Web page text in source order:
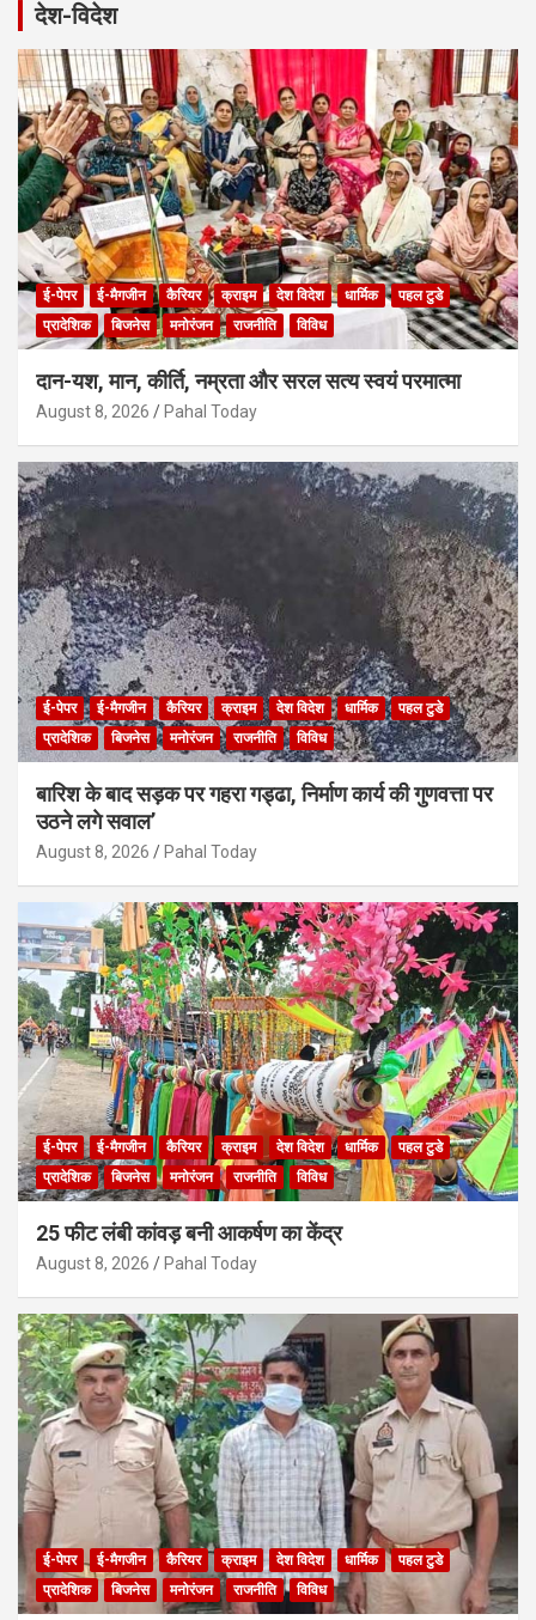
देश-विदेश
ई-पेपर ई-मैगजीन कैरियर क्राइम देश विदेश धार्मिक
पहल टुडे
प्रादेशिक
बिजनेस मनोरंजन राजनीति विविध
दान-यश, मान, कीर्ति, नम्रता और सरल सत्य स्वयं परमात्मा
August 8, 2026 Pahal Today
ई-पेपर ई-मैगजीन कैरियर क्राइम देश विदेश धार्मिक
पहल टुडे
प्रादेशिक
बिजनेस मनोरंजन राजनीति विविध
बारिश के बाद सड़क पर गहरा गड्ढा, निर्माण कार्य की गुणवत्ता पर
उठने लगे सवाल’
August 8, 2026 Pahal Today
ई-पेपर ई-मैगजीन कैरियर क्राइम देश विदेश धार्मिक
पहल टुडे
प्रादेशिक
बिजनेस मनोरंजन राजनीति विविध
25 फीट लंबी कांवड़ बनी आकर्षण का केंद्र
August 8, 2026 Pahal Today
ई-पेपर ई-मैगजीन कैरियर क्राइम देश विदेश धार्मिक
पहल टुडे
प्रादेशिक
बिजनेस मनोरंजन राजनीति विविध